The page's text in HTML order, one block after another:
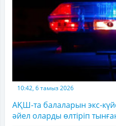
10:42, 6 тамыз 2026
АҚШ-та балаларын экс-
әйел оларды өлтіріп